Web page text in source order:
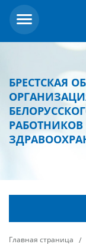
БРЕСТСКАЯ
РАБОТНИКОВ
Главная страница